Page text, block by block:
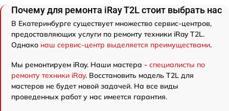
Почему для ремонта iRay T2L стоит выбрать нас
В Екатеринбурге существует множество сервис-центров,
предоставляющих услуги по ремонту техники iRay T2L.
Однако наш сервис-центр выделяется преимуществами.
Мы ремонтируем iRay. Наши мастера - специалисты по
ремонту техники iRay. Восстановить модель T2L для
мастеров не будет новой задачей. На все виды
проведенных работ у нас имеется гарантия.